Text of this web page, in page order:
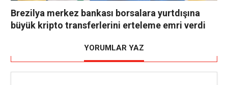
Brezilya merkez bankası borsalara yurtdışına
büyük kripto transferlerini erteleme emri verdi
YORUMLAR YAZ